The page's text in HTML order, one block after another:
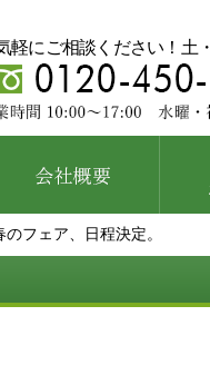
軽にご相談ください！土
のフェア、日程決定。